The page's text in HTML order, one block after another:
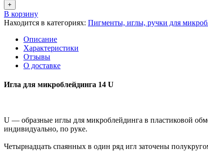
+
В корзину
Находится в категориях: Пигменты, иглы, ручки для
Описание
Характеристики
Отзывы
О доставке
Игла для микроблейдинга 14 U
U — образные иглы для микроблейдинга в пластиковой
индивидуально, по руке.
Четырнадцать спаянных в один ряд игл заточены